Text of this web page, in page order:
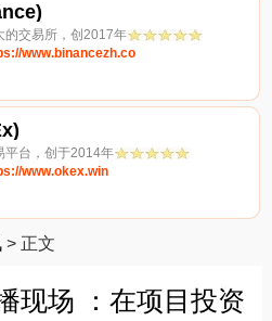
的交易所，创2017年
www.binancezh.co
平台，创于2014年
www.okex.win
> 正文
现场 ：在项目投资